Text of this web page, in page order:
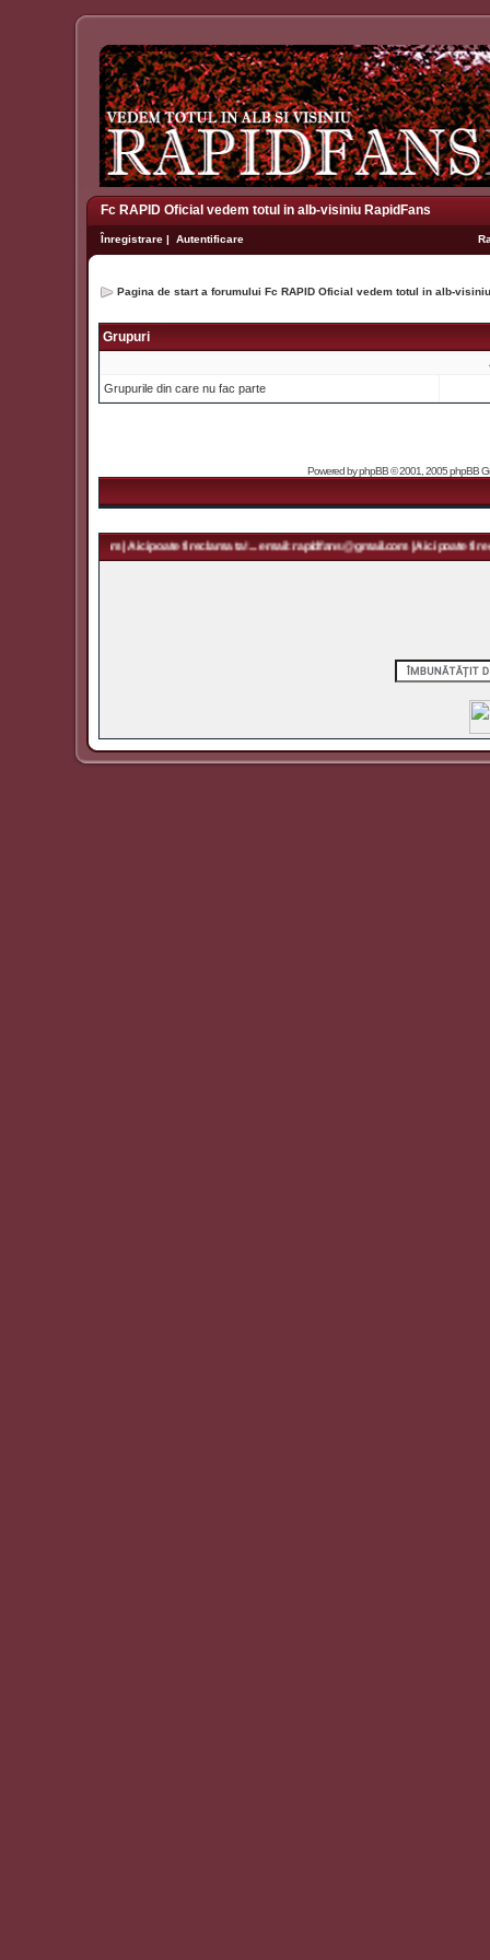
Fc RAPID Oficial vedem totul in alb-visiniu RapidFans
Înregistrare | Autentificare
Pagina de start a forumului Fc RAPID Oficial vedem totul in alb-
Grupuri
Grupurile din care nu fac parte
Powered byphpBB© 2001, 2005 phpBB
| Aici poate fi reclama ta! ... email: rapidfans@gmail.com | Aici poate fi